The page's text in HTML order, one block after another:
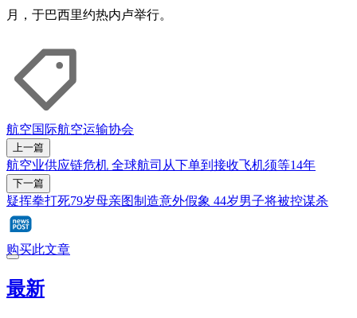
月，于巴西里约热内卢举行。
航空国际航空运输协会
上一篇
航空业供应链危机 全球航司从下单到接收飞机须等14年
下一篇
疑挥拳打死79岁母亲图制造意外假象 44岁男子将被控谋杀
购买此文章
最新